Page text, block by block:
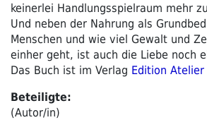
keinerlei Handlungsspielraum mehr
Und neben der Nahrung als
Menschen und wie viel Gewalt und
einher geht, ist auch die Liebe noch
Das Buch ist im Verlag Edition Atelier
Beteiligte:
(Autor/in)